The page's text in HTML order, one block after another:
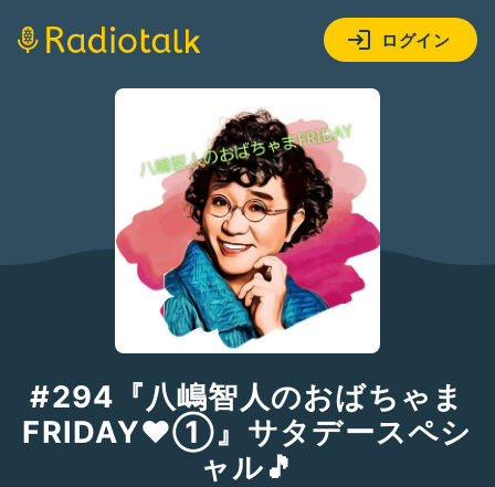
ログイン
#294『八嶋智人のおばちゃま
FRIDAY❤①』サタデースペシ
ャル🎵